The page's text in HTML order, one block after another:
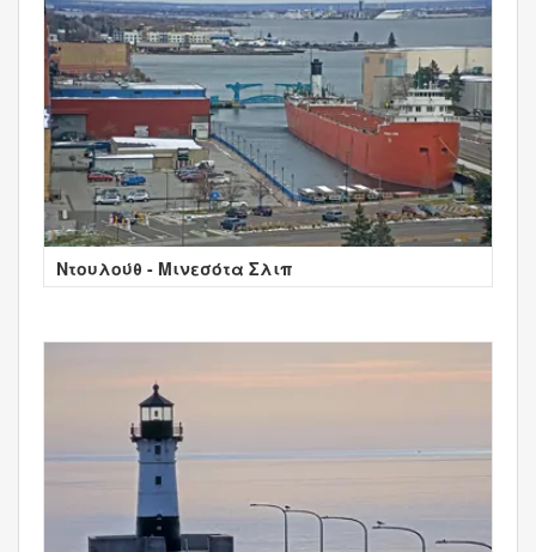
Ντουλούθ - Μινεσότα Σλιπ